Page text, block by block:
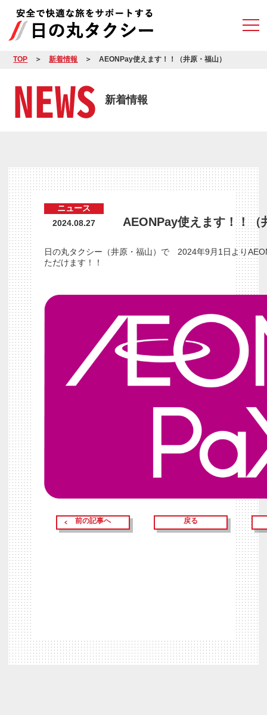
TOP 新着情報 AEONPay使えます！！（井原・福山）
NEWS 新着情報
ニュース
2024.08.27
AEONPay使えます！！（
日の丸タクシー（井原・福山）で 2024年9月1日より
ただけます！！
前の記事へ 戻る